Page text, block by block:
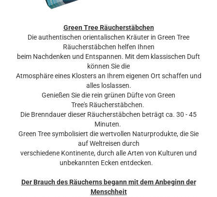
Green Tree Räucherstäbchen
Die authentischen orientalischen Kräuter in Green Tree
Räucherstäbchen helfen Ihnen
beim Nachdenken und Entspannen. Mit dem klassischen Duft
können Sie die
Atmosphäre eines Klosters an Ihrem eigenen Ort schaffen und
alles loslassen.
Genießen Sie die rein grünen Düfte von Green
Tree's Räucherstäbchen.
Die Brenndauer dieser Räucherstäbchen beträgt ca. 30 - 45
Minuten.
Green Tree symbolisiert die wertvollen Naturprodukte, die Sie
auf Weltreisen durch
verschiedene Kontinente, durch alle Arten von Kulturen und
unbekannten Ecken entdecken.
Der Brauch des Räucherns begann mit dem Anbeginn der
Menschheit